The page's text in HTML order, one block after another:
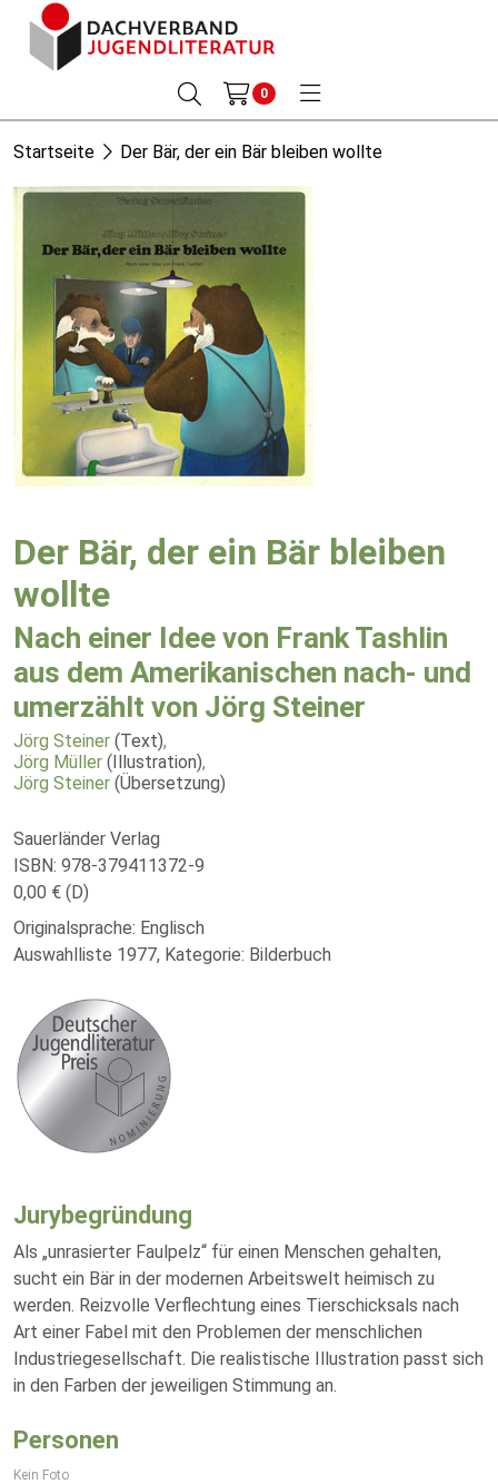
0
Startseite Der Bär, der ein Bär bleiben wollte
Der Bär, der ein Bär bleiben
wollte
Nach einer Idee von Frank Tashlin
aus dem Amerikanischen nach- und
umerzählt von Jörg Steiner
Jörg Steiner (Text),
Jörg Müller (Illustration),
Jörg Steiner (Übersetzung)
Sauerländer Verlag
ISBN: 978-379411372-9
0,00 € (D)
Originalsprache: Englisch
Auswahlliste 1977, Kategorie: Bilderbuch
Jurybegründung
Als „unrasierter Faulpelz“ für einen Menschen gehalten,
sucht ein Bär in der modernen Arbeitswelt heimisch zu
werden. Reizvolle Verflechtung eines Tierschicksals nach
Art einer Fabel mit den Problemen der menschlichen
Industriegesellschaft. Die realistische Illustration passt sich
in den Farben der jeweiligen Stimmung an.
Personen
Kein Foto